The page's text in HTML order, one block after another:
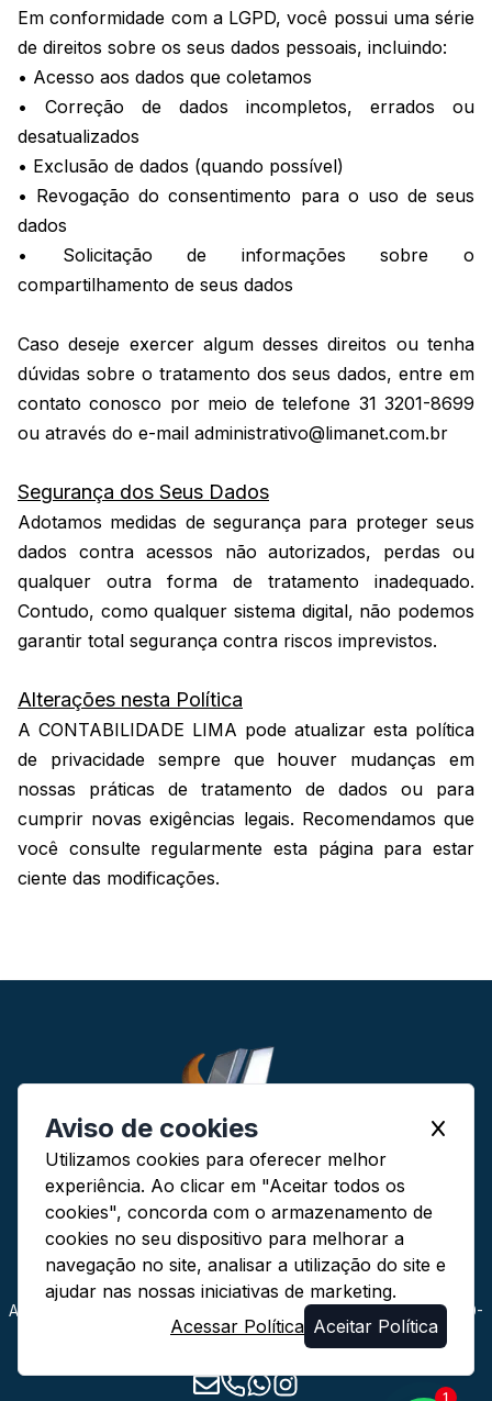
Em conformidade com a LGPD, você possui uma série
de direitos sobre os seus dados pessoais, incluindo:
• Acesso aos dados que coletamos
• Correção de dados incompletos, errados ou
desatualizados
• Exclusão de dados (quando possível)
• Revogação do consentimento para o uso de seus
dados
• Solicitação de informações sobre o
compartilhamento de seus dados
Caso deseje exercer algum desses direitos ou tenha
dúvidas sobre o tratamento dos seus dados, entre em
contato conosco por meio de telefone 31 3201-8699
ou através do e-mail administrativo@limanet.com.br
Segurança dos Seus Dados
Adotamos medidas de segurança para proteger seus
dados contra acessos não autorizados, perdas ou
qualquer outra forma de tratamento inadequado.
Contudo, como qualquer sistema digital, não podemos
garantir total segurança contra riscos imprevistos.
Alterações nesta Política
A CONTABILIDADE LIMA pode atualizar esta política
de privacidade sempre que houver mudanças em
nossas práticas de tratamento de dados ou para
cumprir novas exigências legais. Recomendamos que
você consulte regularmente esta página para estar
ciente das modificações.
Contabilidade Lima Ltda - CRC 1009/O
Carlos Wagner Alves de Lima - CRC MG-052335/O-0
Endereço:
Av. Afonso Pena, 726 - Centro - Belo Horizonte/MG | CEP: 30130-
003
1
Aviso de cookies
Utilizamos cookies para oferecer melhor
experiência. Ao clicar em "Aceitar todos os
cookies", concorda com o armazenamento de
cookies no seu dispositivo para melhorar a
navegação no site, analisar a utilização do site e
ajudar nas nossas iniciativas de marketing.
Acessar Política Aceitar Política